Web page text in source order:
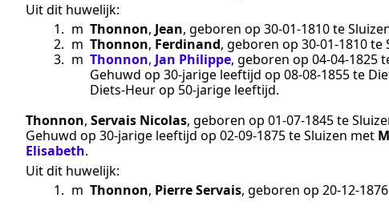
Uit dit huwelijk:
1. m Thonnon, Jean, geboren op 30‑01‑1810te
2. m Thonnon, Ferdinand, geboren op 30‑01‑1810te
3. m Thonnon, Jan Philippe, geboren op 04‑04‑1825
Gehuwd op 30-jarige leeftijd op 08‑08‑1855te
Diets-Heurop 50-jarige leeftijd.
Thonnon, Servais Nicolas, geboren op 01‑07‑1845te
Gehuwd op 30-jarige leeftijd op 02‑09‑1875teSluizen met
Elisabeth.
Uit dit huwelijk:
1. m Thonnon, Pierre Servais, geboren op 20‑12‑1876